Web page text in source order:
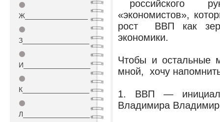
⚫
Ж________________
⚫
З_________________
⚫
И_________________
⚫
К_________________
⚫
Л_________________
российского
«экономистов»,
рост ВВП как
экономики.
Чтобы и остальные
мной, хочу
1. ВВП —
Владимира